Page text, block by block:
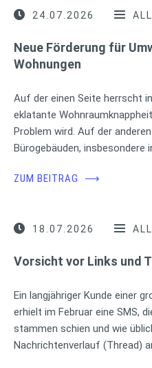
24.07.2026
Neue Förderung für
Wohnungen
Auf der einen Seite herrscht
eklatante
Problem wird. Auf der
Bürogebäuden, insbesondere
ZUM BEITRAG ⟶
18.07.2026
Vorsicht vor Links und
Ein langjähriger Kunde einer
erhielt im Februar eine SMS,
stammen schien und wie
Nachrichtenverlauf (Thread)